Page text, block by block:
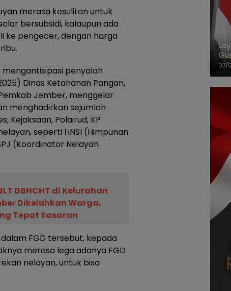
merasa kesulitan untuk
bersubsidi, kalaupun ada
ke pengecer, dengan harga
penyalah
Dinas Ketahanan Pangan,
Jember, menggelar
menghadirkan sejumlah
Kejaksaan, Polairud, KP
seperti HNSI (Himpunan
(Koordinator Nelayan
DBHCHT di Kelurahan
Dikeluhkan Warga,
Tepat Sasaran
FGD tersebut, kepada
merasa lega adanya FGD
nelayan, untuk bisa
07/